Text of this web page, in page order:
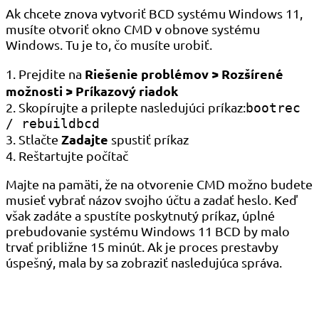
Ak chcete znova vytvoriť BCD systému Windows 11,
musíte otvoriť okno CMD v obnove systému
Windows. Tu je to, čo musíte urobiť.
1. Prejdite na Riešenie problémov > Rozšírené
možnosti > Príkazový riadok
2. Skopírujte a prilepte nasledujúci príkaz:bootrec
/ rebuildbcd
3. Stlačte Zadajte spustiť príkaz
4. Reštartujte počítač
Majte na pamäti, že na otvorenie CMD možno budete
musieť vybrať názov svojho účtu a zadať heslo. Keď
však zadáte a spustíte poskytnutý príkaz, úplné
prebudovanie systému Windows 11 BCD by malo
trvať približne 15 minút. Ak je proces prestavby
úspešný, mala by sa zobraziť nasledujúca správa.